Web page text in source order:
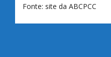
Fonte: site da ABCPCC